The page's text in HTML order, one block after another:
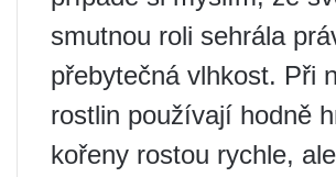
smutnou roli sehrála
přebytečná vlhkost. Při
rostlin používají hodně
kořeny rostou rychle,